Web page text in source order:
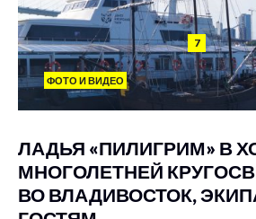
7
ФОТО И ВИДЕО
ЛАДЬЯ «ПИЛИГРИМ» В
МНОГОЛЕТНЕЙ
ВО ВЛАДИВОСТОК,